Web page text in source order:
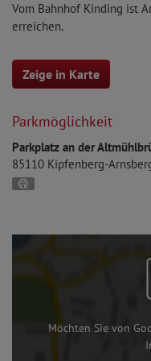
Vom Bahnhof Kinding ist
erreichen.
Zeige in Karte
Parkmöglichkeit
Parkplatz an der
85110 Kipfenberg-
Möchten Sie von